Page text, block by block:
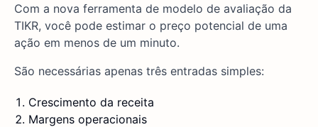
Com a nova ferramenta de modelo de avaliação da
TIKR, você pode estimar o preço potencial de uma
ação em menos de um minuto.
São necessárias apenas três entradas simples:
Crescimento da receita
Margens operacionais